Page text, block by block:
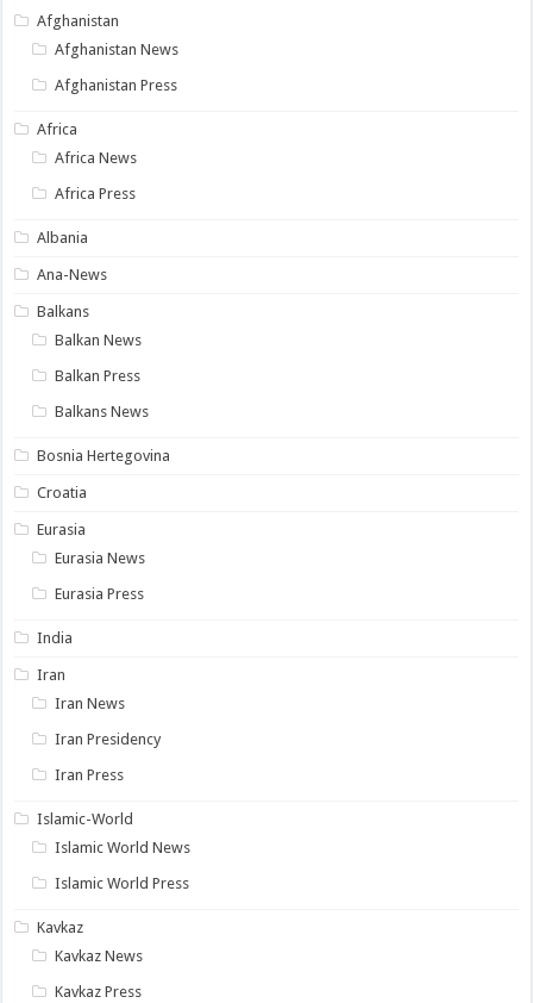
Afghanistan
Afghanistan News
Afghanistan Press
Africa
Africa News
Africa Press
Albania
Ana-News
Balkans
Balkan News
Balkan Press
Balkans News
Bosnia Hertegovina
Croatia
Eurasia
Eurasia News
Eurasia Press
India
Iran
Iran News
Iran Presidency
Iran Press
Islamic-World
Islamic World News
Islamic World Press
Kavkaz
Kavkaz News
Kavkaz Press